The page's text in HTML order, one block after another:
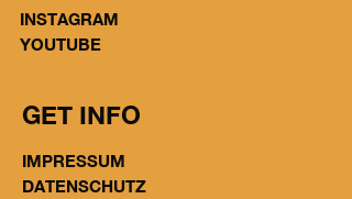
INSTAGRAM
YOUTUBE
GET INFO
IMPRESSUM
DATENSCHUTZ